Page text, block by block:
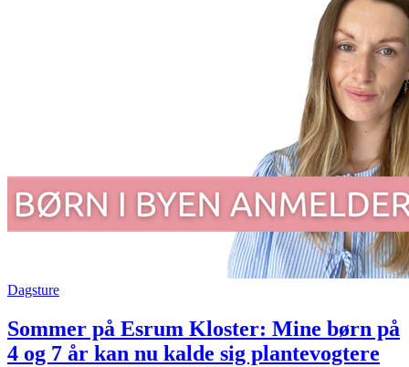
Dagsture
Sommer på Esrum Kloster: Mine børn på
4 og 7 år kan nu kalde sig plantevogtere